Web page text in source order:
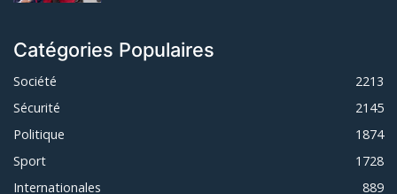
Catégories Populaires
Société
2213
Sécurité
2145
Politique
1874
Sport
1728
Internationales
889